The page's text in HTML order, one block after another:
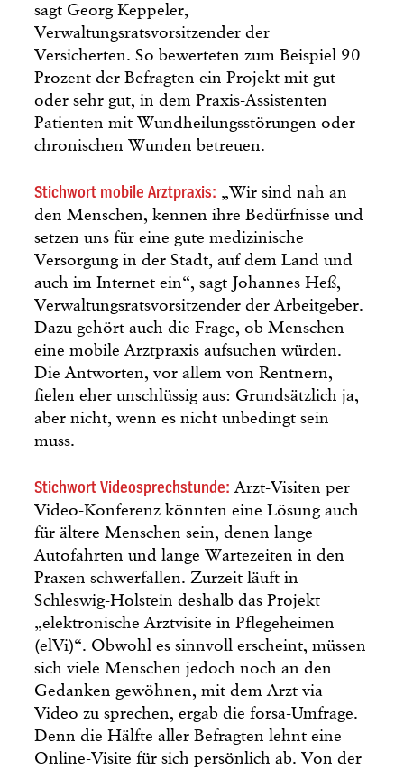
sagt Georg Keppeler,
Verwaltungsratsvorsitzender der
Versicherten. So bewerteten zum Beispiel 90
Prozent der Befragten ein Projekt mit gut
oder sehr gut, in dem Praxis-Assistenten
Patienten mit Wundheilungsstörungen oder
chronischen Wunden betreuen.
Stichwort mobile Arztpraxis: „Wir sind nah an
den Menschen, kennen ihre Bedürfnisse und
setzen uns für eine gute medizinische
Versorgung in der Stadt, auf dem Land und
auch im Internet ein“, sagt Johannes Heß,
Verwaltungsratsvorsitzender der Arbeitgeber.
Dazu gehört auch die Frage, ob Menschen
eine mobile Arztpraxis aufsuchen würden.
Die Antworten, vor allem von Rentnern,
fielen eher unschlüssig aus: Grundsätzlich ja,
aber nicht, wenn es nicht unbedingt sein
muss.
Stichwort Videosprechstunde: Arzt-Visiten per
Video-Konferenz könnten eine Lösung auch
für ältere Menschen sein, denen lange
Autofahrten und lange Wartezeiten in den
Praxen schwerfallen. Zurzeit läuft in
Schleswig-Holstein deshalb das Projekt
„elektronische Arztvisite in Pflegeheimen
(elVi)“. Obwohl es sinnvoll erscheint, müssen
sich viele Menschen jedoch noch an den
Gedanken gewöhnen, mit dem Arzt via
Video zu sprechen, ergab die forsa-Umfrage.
Denn die Hälfte aller Befragten lehnt eine
Online-Visite für sich persönlich ab. Von der